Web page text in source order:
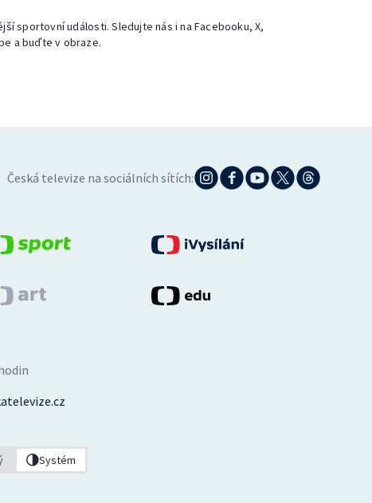
sportovní události. Sledujte nás i na Facebooku, X,
a buďte v obraze.
Česká televize na sociálních sítích:
Systém